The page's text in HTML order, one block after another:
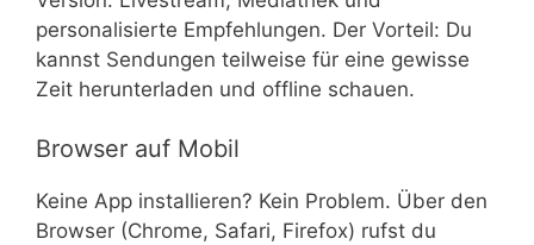
personalisierte Empfehlungen. Der Vorteil: Du
kannst Sendungen teilweise für eine gewisse
Zeit herunterladen und offline schauen.
Browser auf Mobil
Keine App installieren? Kein Problem. Über den
Browser (Chrome, Safari, Firefox) rufst du